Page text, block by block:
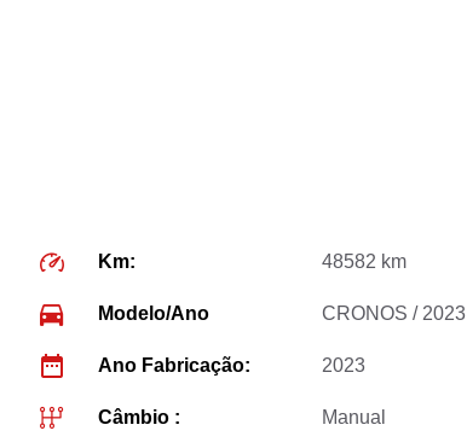
Km: 48582 km
Modelo/Ano CRONOS / 2023
Ano Fabricação: 2023
Câmbio : Manual